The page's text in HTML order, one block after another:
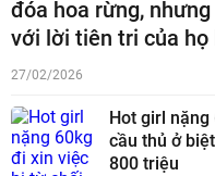
đóa hoa rừng,
với lời tiên tri của họ
27/02/2026
Hot girl
cầu thủ ở
800 triệu